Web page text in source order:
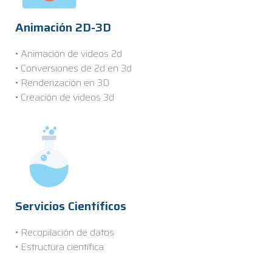
Animación 2D-3D
• Animación de videos 2d
• Conversiones de 2d en 3d
• Renderización en 3D
• Creación de videos 3d
Servicios Científicos
• Recopilación de datos
• Estructura científica